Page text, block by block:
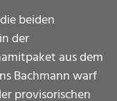
beiden
der
aus dem
Bachmann warf
provisorischen